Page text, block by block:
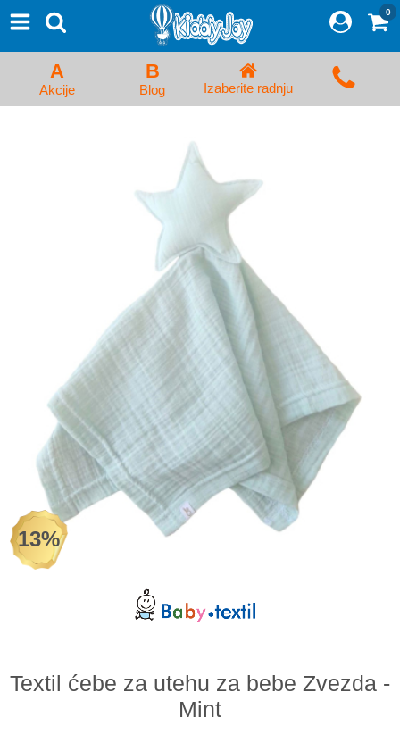
Proizvodi
Početna Prijava/Registracija
Kolica za bebe i dečija kolica
Auto sedišta za decu i bebe
Kreveci, ljuljaške i ležaljke
Hranilice, flašice i cucle
Monitori, Ogradice i tricikli
Posteljine, vrećice i baldahini
Odeća i obuća
Igračke za bebe i decu
AKCIJA
Prodavnica
0
A
Akcije
B
Blog Izaberite radnju
13%
Textil ćebe za utehu za bebe Zvezda -
Mint